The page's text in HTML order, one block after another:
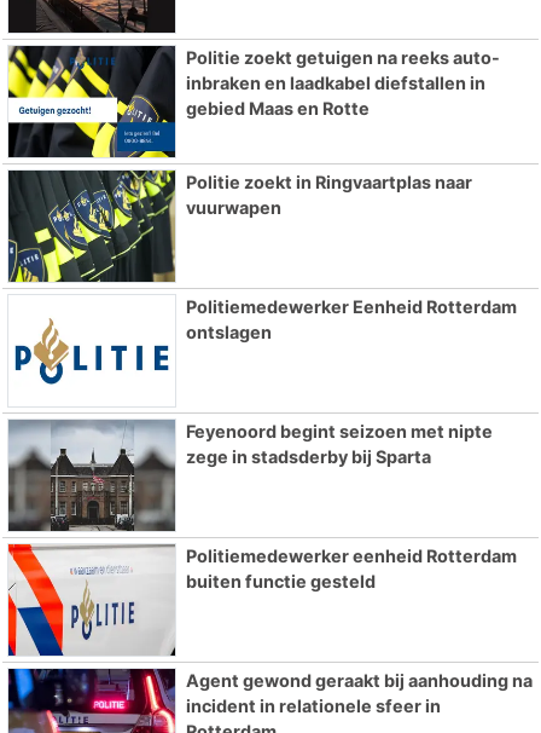
Politie zoekt getuigen na reeks auto-
inbraken en laadkabel diefstallen in
gebied Maas en Rotte
Politie zoekt in Ringvaartplas naar
vuurwapen
Politiemedewerker Eenheid Rotterdam
ontslagen
Feyenoord begint seizoen met nipte
zege in stadsderby bij Sparta
Politiemedewerker eenheid Rotterdam
buiten functie gesteld
Agent gewond geraakt bij aanhouding na
incident in relationele sfeer in